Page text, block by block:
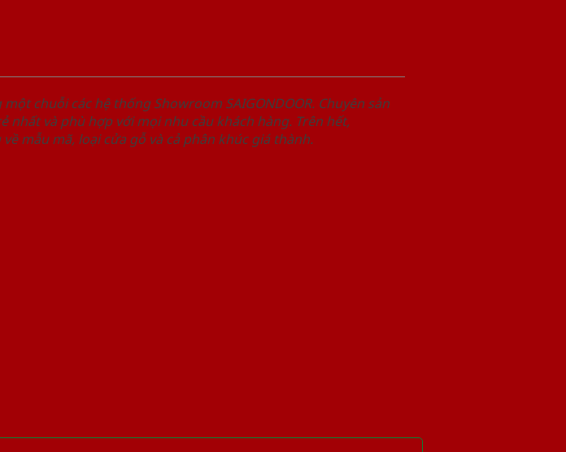
chuỗi các hệ thống Showroom SAIGONDOOR. Chuyên sản
và phù hợp với mọi nhu cầu khách hàng. Trên hết,
mẫu mã, loại cửa gỗ và cả phân khúc giá thành.